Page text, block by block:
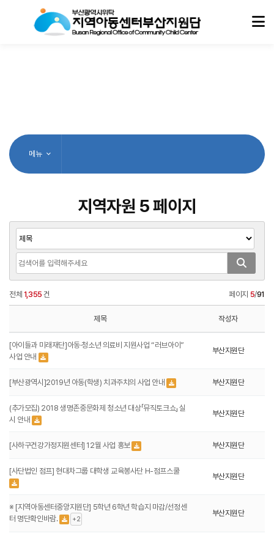
메뉴
지역자원 5 페이지
전체 1,355 건 페이지 5/91
제목 작성자
[아이들과 미래재단]아동·청소년 의료비 지원사업 “러브아이”
사업 안내
부산지원단
[부산광역시]2019년 아동(학생) 치과주치의 사업 안내 부산지원단
(추가모집) 2018 생명존중문화제 청소년 대상「뮤직토크쇼」 실
시 안내
부산지원단
[사하구건강가정지원센터] 12월 사업 홍보 부산지원단
[사단법인 점프] 현대차그룹 대학생 교육봉사단 H-점프스쿨
부산지원단
※ [지역아동센터중앙지원단] 5학년 6학년 학습지 마감/선정센
터 명단확인바람.
+2
부산지원단